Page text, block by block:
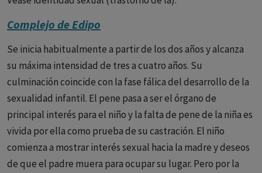
Complejo de Edipo
Se inicia habitualmente a partir de los dos años y alcanza
su máxima intensidad de tres a cuatro años. Su
culminación coincide con la fase fálica del desarrollo de la
sexualidad infantil. El pene pasa a ser el órgano de
principal interés para el niño y la falta de pene de la niña es
vivida por ella como prueba de su castración. El niño
comienza a mostrar interés sexual hacia la madre y deseos
de que el padre muera para ocupar su lugar. Pero por la